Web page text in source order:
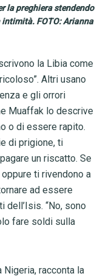
la preghiera stendendo
FOTO: Arianna
la Libia come
Altri usano
e gli orrori
Muaffak lo descrive
o di essere rapito.
di prigione, ti
un riscatto. Se
ti rivendono a
ad essere
dell’Isis. “No, sono
fare soldi sulla
Nigeria, racconta la